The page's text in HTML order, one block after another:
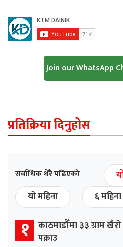
Join our WhatsApp
प्रतिक्रिया दिनुहोस
सर्वाधिक धेरै पढिएको
यो महिना
६ महिना
१ काठमाडौँमा ३३ ग्राम
पक्राउ